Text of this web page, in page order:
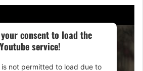
your consent to load the
Youtube service!
not permitted to load due to